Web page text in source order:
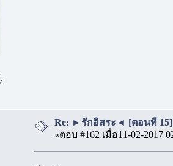
Re: ►รักอิสระ◄ [ตอนที่ 15]
«ตอบ #162 เมื่อ11-02-2017